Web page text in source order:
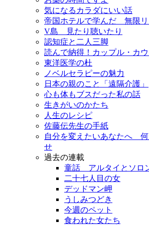
気になるカラダにいい話
帝国ホテルで学んだ 無限
V島 見たり聴いたり
認知症と二人三脚
読んで納得！カップル・カ
東洋医学の杜
ノベルセラピーの魅力
日本の親のこと「遠隔介護」
心も体もブスだった私の話
生きがいのかたち
人生のレシピ
佐藤伝先生の手紙
自分を変えたいあなたへ
せ
過去の連載
童話 アルタイとソロ
二十七人目の女
デッドマン岬
うしみつどき
今週のペット
食われた女たち